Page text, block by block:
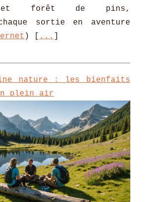
et forêt de pins,
sortie en aventure
) [ ...
nature : les bienfaits
plein air